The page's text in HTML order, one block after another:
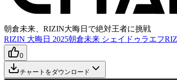
朝倉未来、RIZIN大晦日で絶対王者に挑戦
RIZIN 大晦日 2025朝倉未来 シェイドゥラエフ
0
チャートをダウンロード